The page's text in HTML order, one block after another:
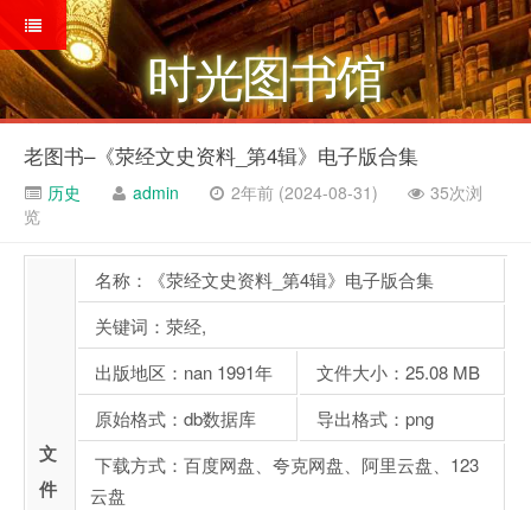
时光图书馆
老图书–《荥经文史资料_第4辑》电子版合集
历史 admin 2年前 (2024-08-31)
35次浏
览
文
件
名称：《荥经文史资料_第4辑》电子版合集
关键词：荥经,
出版地区：nan 1991年
文件大小：25.08 MB
原始格式：db数据库
导出格式：png
下载方式：百度网盘、夸克网盘、阿里云盘、123
云盘